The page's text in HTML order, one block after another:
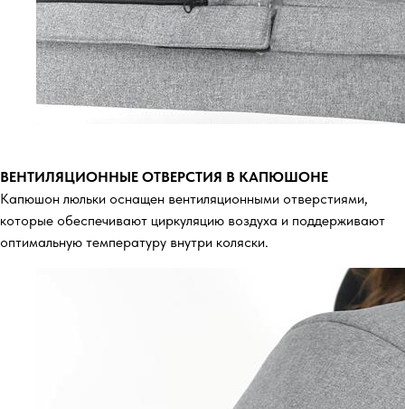
ВЕНТИЛЯЦИОННЫЕ ОТВЕРСТИЯ В КАПЮШОНЕ
Капюшон люльки оснащен вентиляционными отверстиями,
которые обеспечивают циркуляцию воздуха и поддерживают
оптимальную температуру внутри коляски.